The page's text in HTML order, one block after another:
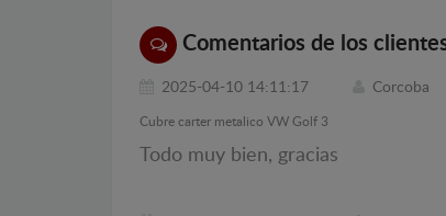
Comentarios de los
2025-04-10 14:11:17 Corcoba
Cubre carter metalico VW Golf 3
Todo muy bien, gracias